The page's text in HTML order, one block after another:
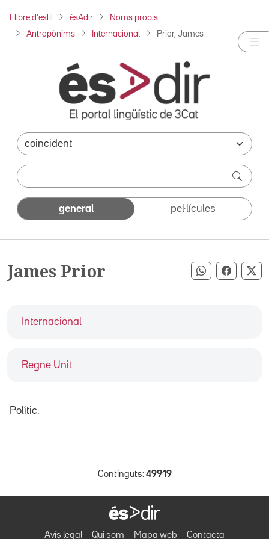
Llibre d'estil ésAdir Noms propis
Antropònims Internacional Prior, James
general pel·lícules
James Prior Compartir
Internacional
Regne Unit
Polític.
Continguts: 49919
Avís legal Qui som Mapa web Contacta